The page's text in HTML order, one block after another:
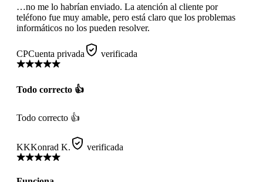
…no me lo habrían enviado. La atención al cliente por
teléfono fue muy amable, pero está claro que los problemas
informáticos no los pueden resolver.
CPCuenta privada verificada
Todo correcto 👍
Todo correcto 👍
KKKonrad K. verificada